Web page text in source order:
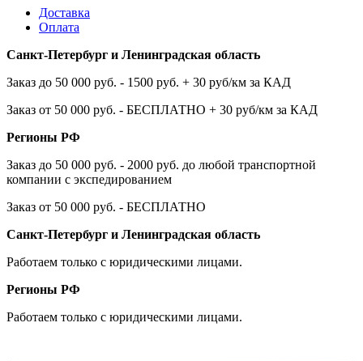
Доставка
Оплата
Санкт-Петербург и Ленинградская область
Заказ до 50 000 руб. - 1500 руб. + 30 руб/км за КАД
Заказ от 50 000 руб. - БЕСПЛАТНО + 30 руб/км за КАД
Регионы РФ
Заказ до 50 000 руб. - 2000 руб. до любой транспортной
компании с экспедированием
Заказ от 50 000 руб. - БЕСПЛАТНО
Санкт-Петербург и Ленинградская область
Работаем только с юридическими лицами.
Регионы РФ
Работаем только с юридическими лицами.